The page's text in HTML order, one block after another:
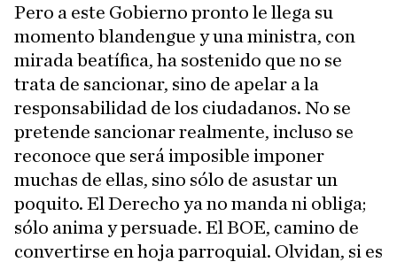
Pero a este Gobierno pronto le llega su
momento blandengue y una ministra, con
mirada beatífica, ha sostenido que no se
trata de sancionar, sino de apelar a la
responsabilidad de los ciudadanos. No se
pretende sancionar realmente, incluso se
reconoce que será imposible imponer
muchas de ellas, sino sólo de asustar un
poquito. El Derecho ya no manda ni obliga;
sólo anima y persuade. El BOE, camino de
convertirse en hoja parroquial. Olvidan, si es